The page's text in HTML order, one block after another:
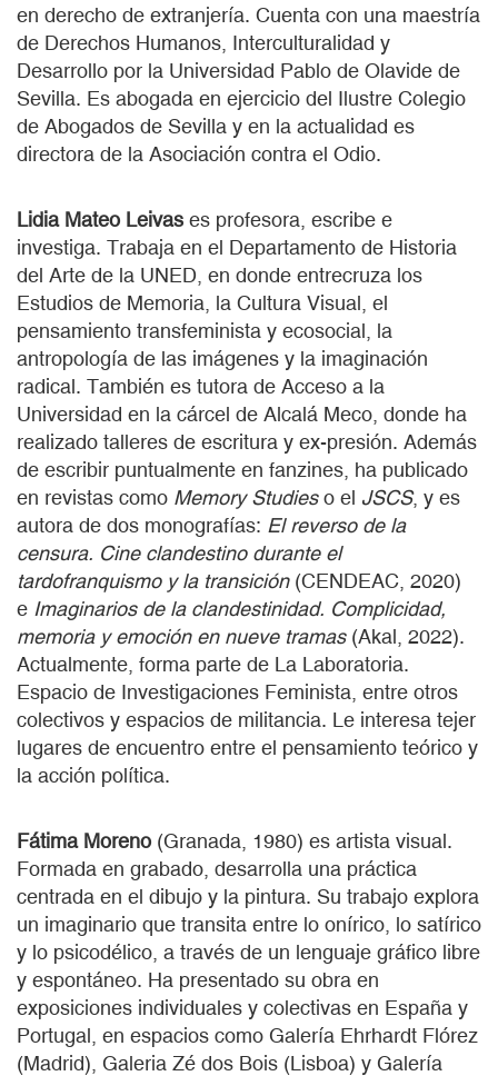
en derecho de extranjería. Cuenta con una maestría
de Derechos Humanos, Interculturalidad y
Desarrollo por la Universidad Pablo de Olavide de
Sevilla. Es abogada en ejercicio del Ilustre Colegio
de Abogados de Sevilla y en la actualidad es
directora de la Asociación contra el Odio.
Lidia Mateo Leivas es profesora, escribe e
investiga. Trabaja en el Departamento de Historia
del Arte de la UNED, en donde entrecruza los
Estudios de Memoria, la Cultura Visual, el
pensamiento transfeminista y ecosocial, la
antropología de las imágenes y la imaginación
radical. También es tutora de Acceso a la
Universidad en la cárcel de Alcalá Meco, donde ha
realizado talleres de escritura y ex-presión. Además
de escribir puntualmente en fanzines, ha publicado
en revistas como Memory Studieso el JSCS, y es
autora de dos monografías: El reverso de la
censura. Cine clandestino durante el
tardofranquismo y la transición(CENDEAC, 2020)
e Imaginarios de la clandestinidad. Complicidad,
memoria y emoción en nueve tramas (Akal, 2022).
Actualmente, forma parte de La Laboratoria.
Espacio de Investigaciones Feminista, entre otros
colectivos y espacios de militancia. Le interesa tejer
lugares de encuentro entre el pensamiento teórico y
la acción política.
Fátima Moreno (Granada, 1980) es artista visual.
Formada en grabado, desarrolla una práctica
centrada en el dibujo y la pintura. Su trabajo explora
un imaginario que transita entre lo onírico, lo satírico
y lo psicodélico, a través de un lenguaje gráfico libre
y espontáneo. Ha presentado su obra en
exposiciones individuales y colectivas en España y
Portugal, en espacios como Galería Ehrhardt Flórez
(Madrid), Galeria Zé dos Bois (Lisboa) y Galería